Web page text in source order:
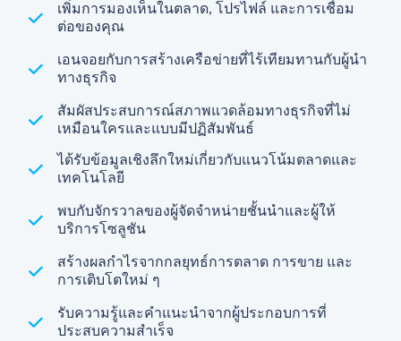
เพิ่มการมองเห็นในตลาด, โปรไฟล์ และการเชื่อม
ต่อของคุณ
เอนจอยกับการสร้างเครือข่ายที่ไร้เทียมทานกับผู้นำ
ทางธุรกิจ
สัมผัสประสบการณ์สภาพแวดล้อมทางธุรกิจที่ไม่
เหมือนใครและแบบมีปฏิสัมพันธ์
ได้รับข้อมูลเชิงลึกใหม่เกี่ยวกับแนวโน้มตลาดและ
เทคโนโลยี
พบกับจักรวาลของผู้จัดจำหน่ายชั้นนำและผู้ให้
บริการโซลูชัน
สร้างผลกำไรจากกลยุทธ์การตลาด การขาย และ
การเติบโตใหม่ ๆ
รับความรู้และคำแนะนำจากผู้ประกอบการที่
ประสบความสำเร็จ